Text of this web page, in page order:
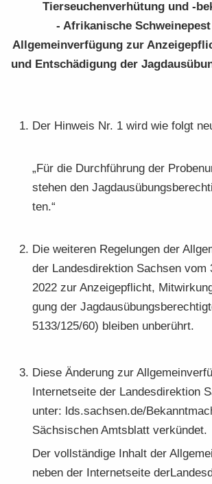
Tier­seu­chen­ver­hü­tung und -​
- Afri­ka­ni­sche
All­ge­mein­ver­fü­gung zur
und Ent­schä­di­gung der
Der Hin­weis Nr. 1 wird wie folgt
„Für die Durch­füh­rung der
ste­hen den
ten.“
Die wei­te­ren Re­ge­lun­gen der
der Lan­des­di­rek­ti­on Sach­sen vom
2022 zur An­zei­ge­pflicht,
gung der
5133/125/60) blei­ben un­be­rührt.
Diese Än­de­rung zur
In­ter­net­sei­te der Lan­des­di­rek­ti­on
unter: lds.sach­sen.de/
Säch­si­schen Amts­blatt ver­kün­det.
Der voll­stän­di­ge In­halt der
neben der In­ter­net­sei­te